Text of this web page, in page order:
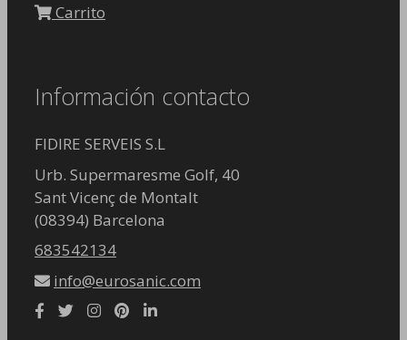
Carrito
Información contacto
FIDIRE SERVEIS S.L
Urb. Supermaresme Golf, 40
Sant Vicenç de Montalt
(08394) Barcelona
683542134
info@eurosanic.com